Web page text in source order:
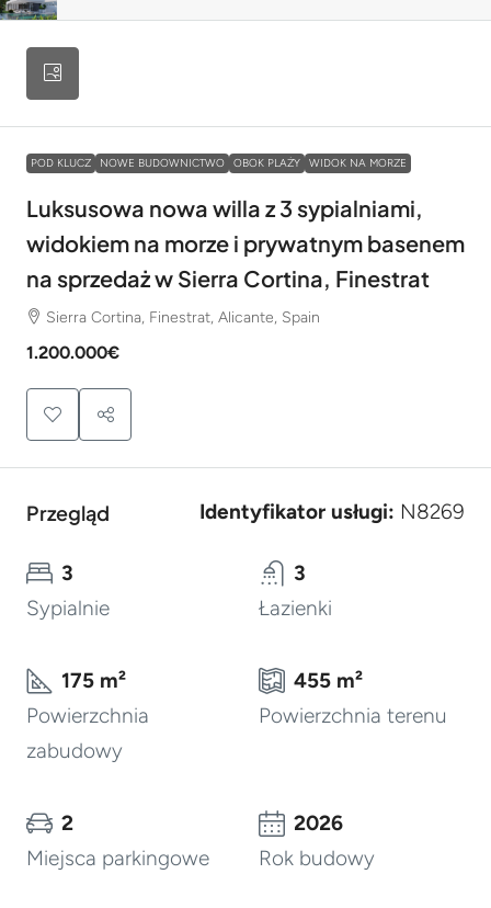
POD KLUCZ NOWE BUDOWNICTWO OBOK PLAŻY WIDOK NA MORZE
Luksusowa nowa willa z 3 sypialniami,
widokiem na morze i prywatnym basenem
na sprzedaż w Sierra Cortina, Finestrat
Sierra Cortina, Finestrat, Alicante, Spain
1.200.000€
Przegląd Identyfikator usługi: N8269
3
Sypialnie
3
Łazienki
175 m²
Powierzchnia
zabudowy
455 m²
Powierzchnia terenu
2
Miejsca parkingowe
2026
Rok budowy